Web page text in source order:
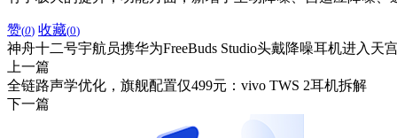
赞(0) 收藏(0)
神舟十二号宇航员携华为FreeBuds Studio头戴降噪耳机进入天
上一篇
全链路声学优化，旗舰配置仅499元：vivo TWS 2耳机拆解
下一篇